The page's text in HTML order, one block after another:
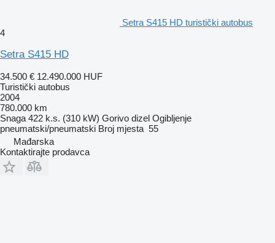
Setra S415 HD turistički autobus
4
Setra S415 HD
34.500 € 12.490.000 HUF
Turistički autobus
2004
780.000 km
Snaga 422 k.s. (310 kW) Gorivo dizel Ogibljenje
pneumatski/pneumatski Broj mjesta 55
Mađarska
Kontaktirajte prodavca